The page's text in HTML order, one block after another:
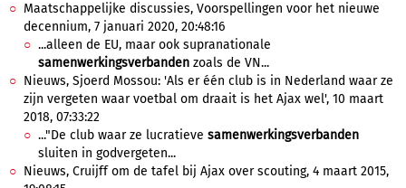
Maatschappelijke discussies, Voorspellingen voor het nieuwe
decennium, 7 januari 2020, 20:48:16
...alleen de EU, maar ook supranationale
samenwerkingsverbanden zoals de VN...
Nieuws, Sjoerd Mossou: 'Als er één club is in Nederland waar ze
zijn vergeten waar voetbal om draait is het Ajax wel', 10 maart
2018, 07:33:22
..."De club waar ze lucratieve samenwerkingsverbanden
sluiten in godvergeten...
Nieuws, Cruijff om de tafel bij Ajax over scouting, 4 maart 2015,